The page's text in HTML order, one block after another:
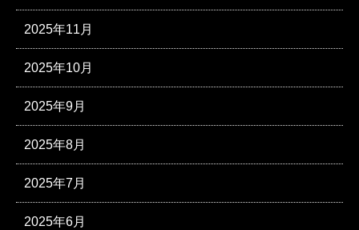
2025年11月
2025年10月
2025年9月
2025年8月
2025年7月
2025年6月